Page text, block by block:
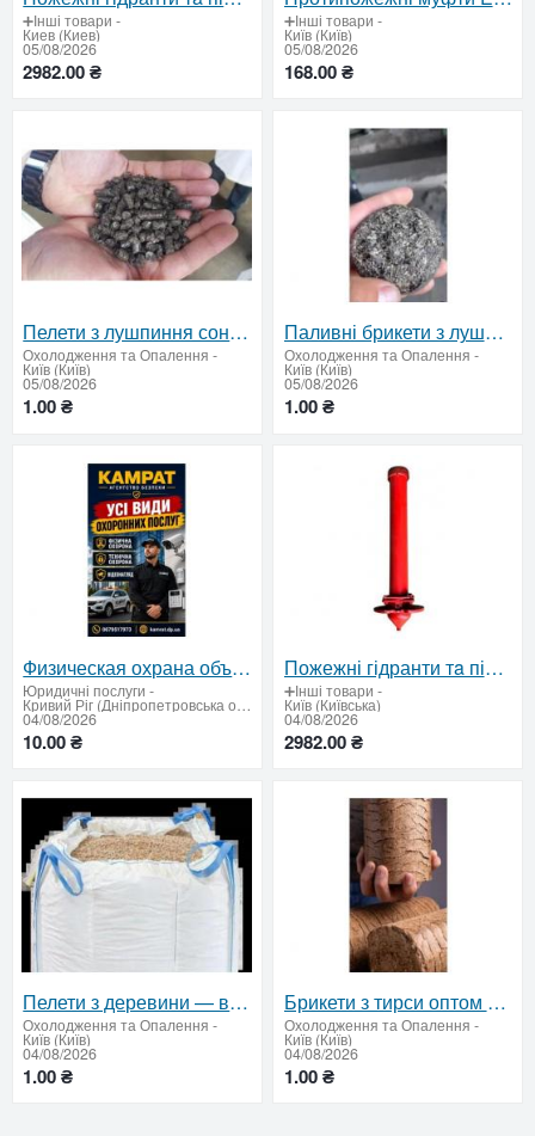
➕Інші товари -
Киев (Киев)
05/08/2026
2982.00 ₴
➕Інші товари -
Київ (Київ)
05/08/2026
168.00 ₴
Пелети з лушпиння соняшника для підприємств
Охолодження та Опалення -
Київ (Київ)
05/08/2026
1.00 ₴
Паливні брикети з лушпиння — відвантаження від 22 тонн
Охолодження та Опалення -
Київ (Київ)
05/08/2026
1.00 ₴
Физическая охрана объектов в Кривом Роге — надежная защита бизнеса и имущества
Юридичні послуги -
Кривий Ріг (Дніпропетровська область)
04/08/2026
10.00 ₴
Пожежні гідранти тa підставки Ду 100 – сертифіковане обладнання для пожежогасіння
➕Інші товари -
Київ (Київська)
04/08/2026
2982.00 ₴
Пелети з деревини — відвантаження від 22 тонн
Охолодження та Опалення -
Київ (Київ)
04/08/2026
1.00 ₴
Брикети з тирси оптом — тенти або зерновози
Охолодження та Опалення -
Київ (Київ)
04/08/2026
1.00 ₴